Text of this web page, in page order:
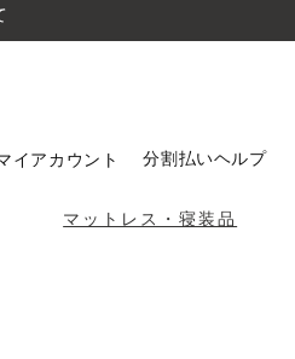
イアカウント 分割払いヘルプ
マットレス・寝装品